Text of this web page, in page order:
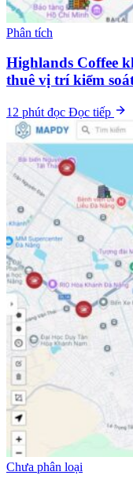
Phân tích
Highlands Coffee
thuê vị trí kiểm
12 phút đọc Đọc tiếp
Chưa phân loại